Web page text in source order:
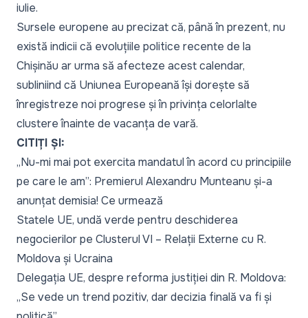
iulie.
Sursele europene au precizat că, până în prezent, nu
există indicii că evoluțiile politice recente de la
Chișinău ar urma să afecteze acest calendar,
subliniind că Uniunea Europeană își dorește să
înregistreze noi progrese și în privința celorlalte
clustere înainte de vacanța de vară.
CITIȚI ȘI:
„Nu-mi mai pot exercita mandatul în acord cu principiile
pe care le am”: Premierul Alexandru Munteanu și-a
anunțat demisia! Ce urmează
Statele UE, undă verde pentru deschiderea
negocierilor pe Clusterul VI – Relații Externe cu R.
Moldova și Ucraina
Delegația UE, despre reforma justiției din R. Moldova:
„Se vede un trend pozitiv, dar decizia finală va fi și